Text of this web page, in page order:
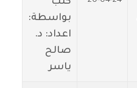
بواسطة:
اعداد: د.
صالح
ياسر